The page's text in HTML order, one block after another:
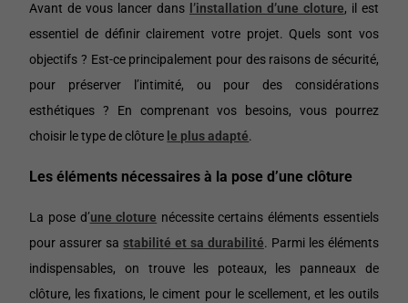
Avant de vous lancer dans l’installation d’une cloture, il est
essentiel de définir clairement votre projet. Quels sont vos
objectifs ? Est-ce principalement pour des raisons de sécurité,
pour préserver l’intimité, ou pour des considérations
esthétiques ? En comprenant vos besoins, vous pourrez
choisir le type de clôture le plus adapté.
Les éléments nécessaires à la pose d’une clôture
La pose d’une cloture nécessite certains éléments essentiels
pour assurer sastabilité et sa durabilité. Parmi les éléments
indispensables, on trouve les poteaux, les panneaux de
clôture, les fixations, le ciment pour le scellement, et les outils